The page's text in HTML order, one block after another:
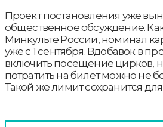
Проект постановления уже
общественное обсуждение.
Минкульте России, номинал
уже с 1 сентября. Вдобавок в
включить посещение цирков,
потратить на билет можно не
Такой же лимит сохранится